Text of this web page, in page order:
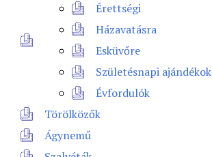
Érettségi
Házavatásra
Esküvőre
Születésnapi ajándékok
Évfordulók
Törölközők
Ágynemű